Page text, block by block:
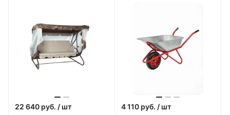
22 640 руб. / шт 4 110 руб. / шт